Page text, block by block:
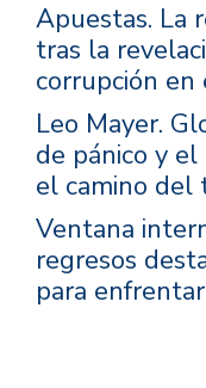
Apuestas. La
tras la
corrupción en
Leo Mayer.
de pánico y
el camino del
Ventana
regresos
para